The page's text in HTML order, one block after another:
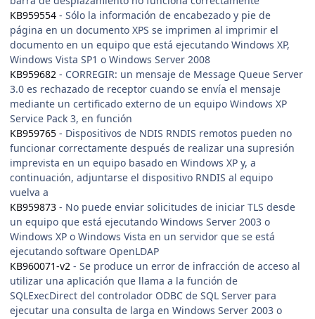
KB959554 - Sólo la información de encabezado y pie de
página en un documento XPS se imprimen al imprimir el
documento en un equipo que está ejecutando Windows XP,
Windows Vista SP1 o Windows Server 2008
KB959682 - CORREGIR: un mensaje de Message Queue Server
3.0 es rechazado de receptor cuando se envía el mensaje
mediante un certificado externo de un equipo Windows XP
Service Pack 3, en función
KB959765 - Dispositivos de NDIS RNDIS remotos pueden no
funcionar correctamente después de realizar una supresión
imprevista en un equipo basado en Windows XP y, a
continuación, adjuntarse el dispositivo RNDIS al equipo
vuelva a
KB959873 - No puede enviar solicitudes de iniciar TLS desde
un equipo que está ejecutando Windows Server 2003 o
Windows XP o Windows Vista en un servidor que se está
ejecutando software OpenLDAP
KB960071-v2 - Se produce un error de infracción de acceso al
utilizar una aplicación que llama a la función de
SQLExecDirect del controlador ODBC de SQL Server para
ejecutar una consulta de larga en Windows Server 2003 o